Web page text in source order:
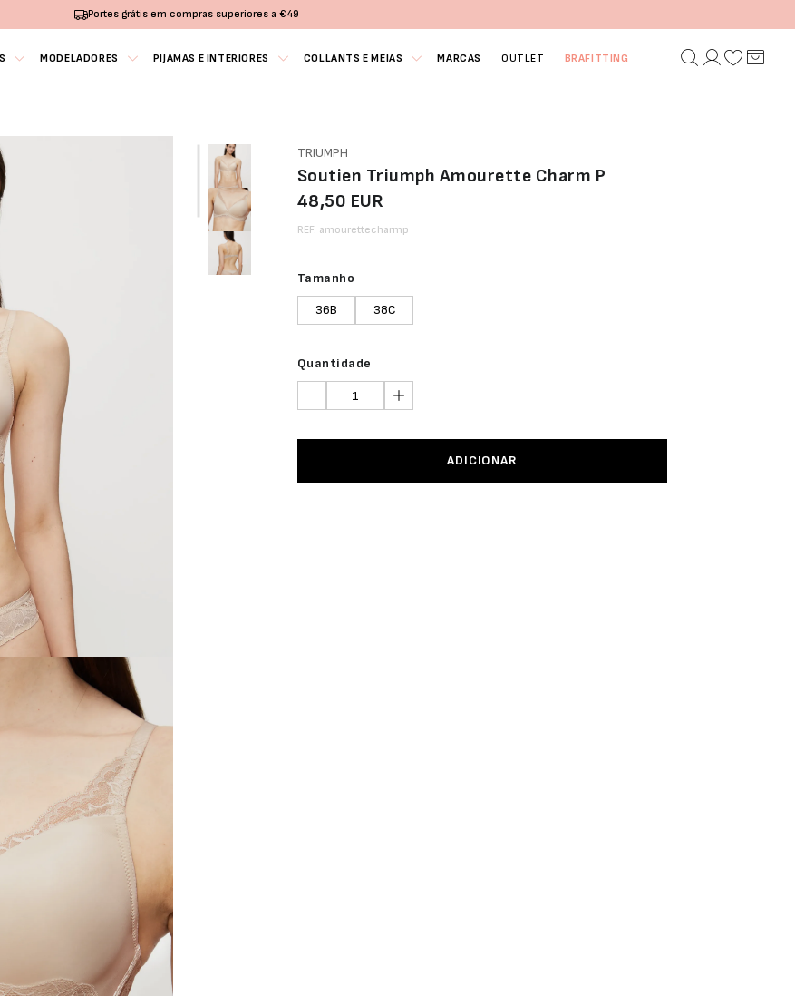
Portes grátis em compras superiores a €49
MODELADORES PIJAMAS E INTERIORES COLLANTS E MEIAS MARCAS OUTLET BRAFITTING
TRIUMPH
Soutien Triumph Amourette Charm P
48,50 EUR
REF. amourettecharmp
Tamanho
36B 38C
Quantidade
ADICIONAR